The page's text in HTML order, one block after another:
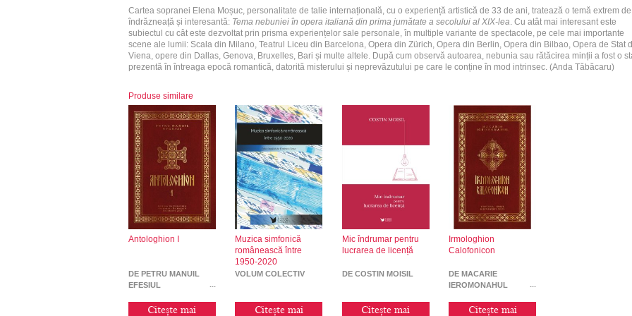
Cartea sopranei Elena Moșuc, personalitate de talie internațională, cu o experiență artistică de 33 de ani, tratează o temă extrem de
îndrăzneață și interesantă: Tema nebuniei în opera italiană din prima jumătate a secolului al XIX-lea . Cu atât mai interesant este
subiectul cu cât este dezvoltat prin prisma experiențelor sale personale, în multiple variante de spectacole, pe cele mai importante
scene ale lumii: Scala din Milano, Teatrul Liceu din Barcelona, Opera din Zürich, Opera din Berlin, Opera din Bilbao, Opera de Stat
Viena, opere din Dallas, Genova, Bruxelles, Bari și multe altele. După cum observă autoarea, nebunia sau rătăcirea minții a fost o
prezentă în întreaga epocă romantică, datorită misterului și neprevăzutului pe care le conține în mod intrinsec. (Anda Tăbăcaru)
Produse similare
Antologhion I
DE PETRU MANUIL
EFESIUL
Citește mai
Muzica simfonică
românească între
1950-2020
VOLUM COLECTIV
Citește mai
Mic îndrumar pentru
lucrarea de licență
DE COSTIN MOISIL
Citește mai
Irmologhion
Calofonicon
DE MACARIE
IEROMONAHUL
Citește mai